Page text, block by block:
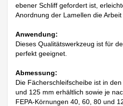
ebener Schliff gefordert ist,
Anordnung der Lamellen die Arbeit
Anwendung:
Dieses Qualitätswerkzeug ist für
perfekt geeignet.
Abmessung:
Die Fächerschleifscheibe ist in
und 125 mm erhältlich sowie je
FEPA-Körnungen 40, 60, 80 und